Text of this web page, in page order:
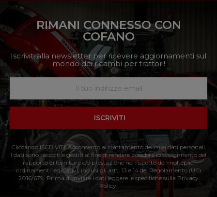
RIMANI CONNESSO CON
COFANO
Iscriviti alla newsletter per ricevere aggiornamenti sul
mondo dei ricambi per trattori!
ISCRIVITI
Cliccando ISCRIVITI: Acconsento al trattamento dei miei dati personali.
I dati sono raccolti e gestiti al fine di rendere possibile lo svolgimento del
rapporto di fornitura e/o prestazione nel rispetto dei molteplici
ordinamenti legislativi, inclusi gli artt. 13 e 14 del Regolamento (UE)
2016/679. Prima di inviare i dati leggere le specifiche sulla Privacy
Policy.